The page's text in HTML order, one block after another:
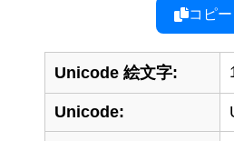
コピー
Unicode 絵文字:
Unicode: